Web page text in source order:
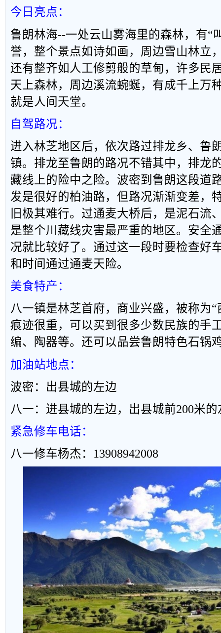
今日亮点：
鲁朗林海--一处云山雾海里的森林，有“
誉，整个景点如诗如画，周边雪山林立
还有整齐如人工修剪般的草甸，许多民
天上森林，周边溪流蜿蜒，有成千上万
就是人间天堂。
自驾路况：
进入林芝地区后，依次路过排龙乡、鲁
镇。排龙至鲁朗的路况不错其中，排龙
藏线上的险中之险。波密到鲁朗这段道
发是很好的柏油路，但路况渐渐变差，
旧极其难行。过通麦大桥后，是泥石流
是整个川藏线灾害最严重的地区。安全
况就比较好了。通过这一段时要检查好
和时间通过通麦天险。
美食特产：
八一镇是林芝首府，商业兴盛，被称为“
痕迹很重，可以买到很多少数民族的手
编、陶器等。还可以品尝鲁朗特色石锅
加油站地点：
波密：出县城的左边
八一：进县城的左边，出县城前200米的
紧急修车电话：
八一修车杨杰： 13908942008